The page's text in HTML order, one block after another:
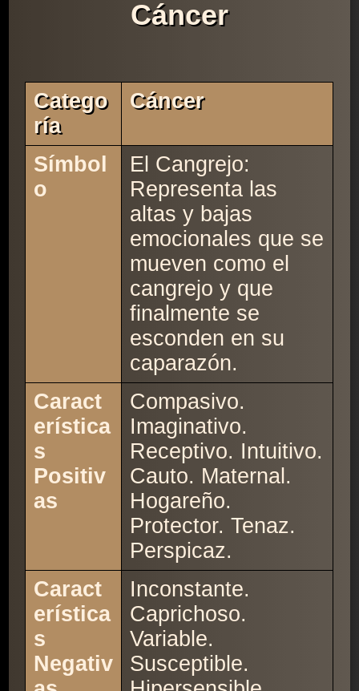
Cáncer
Catego
Ría
Cáncer
Símbol
o
El Cangrejo:
Representa las
altas y bajas
emocionales que se
mueven como el
cangrejo y que
finalmente se
esconden en su
caparazón.
Caract
erística
s
Positiv
as
Compasivo.
Imaginativo.
Receptivo. Intuitivo.
Cauto. Maternal.
Hogareño.
Protector. Tenaz.
Perspicaz.
Caract
erística
s
Negativ
Inconstante.
Caprichoso.
Variable.
Susceptible.